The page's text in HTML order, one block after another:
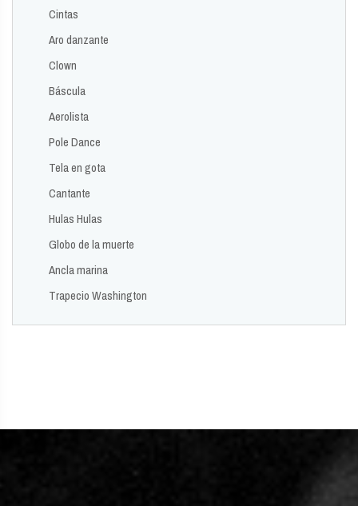
Cintas
Aro danzante
Clown
Báscula
Aerolista
Pole Dance
Tela en gota
Cantante
Hulas Hulas
Globo de la muerte
Ancla marina
Trapecio Washington